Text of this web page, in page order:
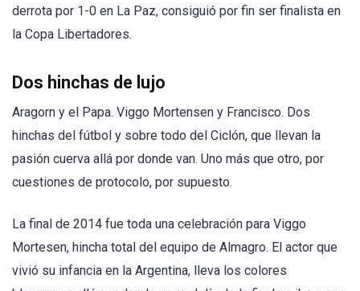
derrota por 1-0 en La Paz, consiguió por fin ser finalista en
la Copa Libertadores.
Dos hinchas de lujo
Aragorn y el Papa. Viggo Mortensen y Francisco. Dos
hinchas del fútbol y sobre todo del Ciclón, que llevan la
pasión cuerva allá por donde van. Uno más que otro, por
cuestiones de protocolo, por supuesto.
La final de 2014 fue toda una celebración para Viggo
Mortesen, hincha total del equipo de Almagro. El actor que
vivió su infancia en la Argentina, lleva los colores